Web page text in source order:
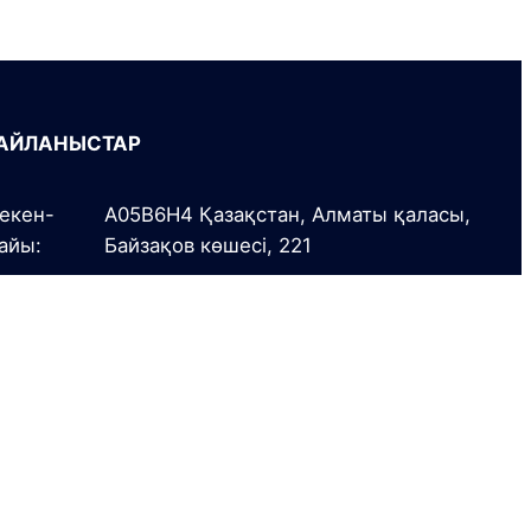
A05B6H4 Қазақстан, Алматы қаласы,
Байзақов көшесі, 221